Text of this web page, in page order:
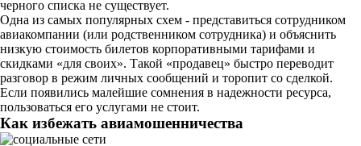
черного списка не существует.
Одна из самых популярных схем - представиться сотрудником
авиакомпании (или родственником сотрудника) и объяснить
низкую стоимость билетов корпоративными тарифами и
скидками «для своих». Такой «продавец» быстро переводит
разговор в режим личных сообщений и торопит со сделкой.
Если появились малейшие сомнения в надежности ресурса,
пользоваться его услугами не стоит.
Как избежать авиамошенничества